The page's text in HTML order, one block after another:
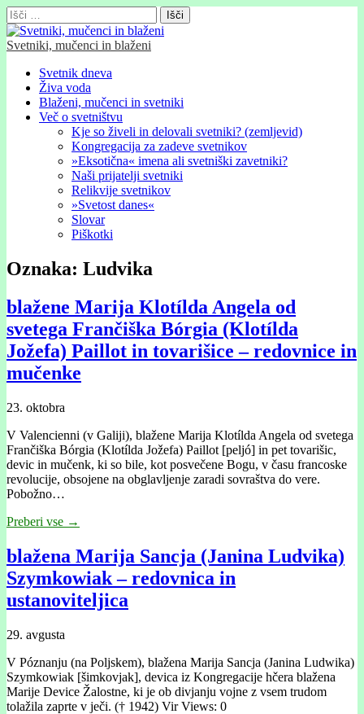
Išči:
Svetniki, mučenci in blaženi
Glavni
meni
Skip
content
Svetnik dneva
Živa voda
Blaženi, mučenci in svetniki
Več o svetništvu
Kje so živeli in delovali svetniki? (zemljevid)
Kongregacija za zadeve svetnikov
»Eksotična« imena ali svetniški zavetniki?
Naši prijatelji svetniki
Relikvije svetnikov
»Svetost danes«
Slovar
Piškotki
Oznaka: Ludvika
blažene Marija Klotílda Angela od
svetega Frančiška Bórgia (Klotílda
Jožefa) Paillot in tovarišice – redovnice in
mučenke
23. oktobra
V Valencienni (v Galiji), blažene Marija Klotílda Angela od svetega
Frančiška Bórgia (Klotílda Jožefa) Paillot [peljó] in pet tovarišic,
devic in mučenk, ki so bile, kot posvečene Bogu, v času francoske
revolucije, obsojene na obglavljenje zaradi sovraštva do vere.
Pobožno…
Preberi vse →
blažena Marija Sancja (Janina Ludvika)
Szymkowiak – redovnica in
ustanoviteljica
29. avgusta
V Póznanju (na Poljskem), blažena Marija Sancja (Janina Ludwika)
Szymkowiak [šimkovjak], devica iz Kongregacije hčera blažena
Marije Device Žalostne, ki je ob divjanju vojne z vsem trudom
tolažila zaprte v ječi. († 1942) Vir Views: 0